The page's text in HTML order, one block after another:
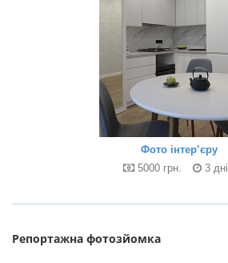
Фото інтер’єру
5000 грн.
3 дні
Репортажна фотозйомка